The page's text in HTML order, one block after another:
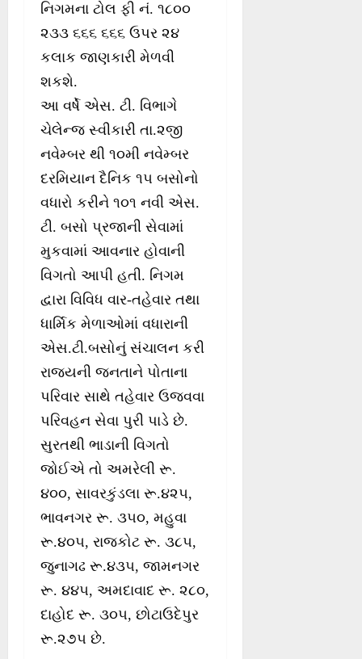
નિગમના ટોલ ફી નં. ૧૮૦૦
૨૩૩ ૬૬૬ ૬૬૬ ઉપર ૨૪
કલાક જાણકારી મેળવી
શકશે.
આ વર્ષે એસ. ટી. વિભાગે
ચેલેન્જ સ્વીકારી તા.૨જી
નવેમ્બર થી ૧૦મી નવેમ્બર
દરમિયાન દૈનિક ૧૫ બસોનો
વધારો કરીને ૧૦૧ નવી એસ.
ટી. બસો પ્રજાની સેવામાં
મુકવામાં આવનાર હોવાની
વિગતો આપી હતી. નિગમ
દ્વારા વિવિધ વાર-તહેવાર તથા
ધાર્મિક મેળાઓમાં વધારાની
એસ.ટી.બસોનું સંચાલન કરી
રાજ્યની જનતાને પોતાના
પરિવાર સાથે તહેવાર ઉજવવા
પરિવહન સેવા પુરી પાડે છે.
સુરતથી ભાડાની વિગતો
જોઈએ તો અમરેલી રૂ.
૪૦૦, સાવરકુંડલા રૂ.૪૨૫,
ભાવનગર રૂ. ૩૫૦, મહુવા
રૂ.૪૦૫, રાજકોટ રૂ. ૩૮૫,
જુનાગઢ રૂ.૪૩૫, જામનગર
રૂ. ૪૪૫, અમદાવાદ રૂ. ૨૮૦,
દાહોદ રૂ. ૩૦૫, છોટાઉદેપુર
રૂ.૨૭૫ છે.